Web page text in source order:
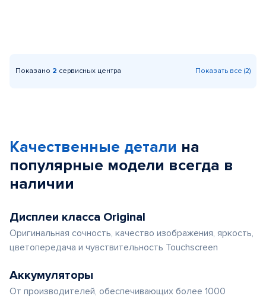
Показано 2 сервисных центра Показать все (2)
Качественные детали на
популярные модели всегда в
наличии
Дисплеи класса Original
Оригинальная сочность, качество изображения, яркость,
цветопередача и чувствительность Touchscreen
Аккумуляторы
От производителей, обеспечивающих более 1000